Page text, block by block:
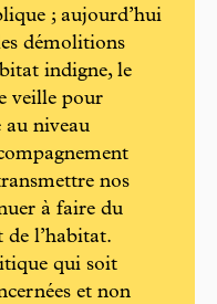
; aujourd’hui
démolitions
indigne, le
veille pour
au niveau
nos
à faire du
de l’habitat.
qui soit
et non